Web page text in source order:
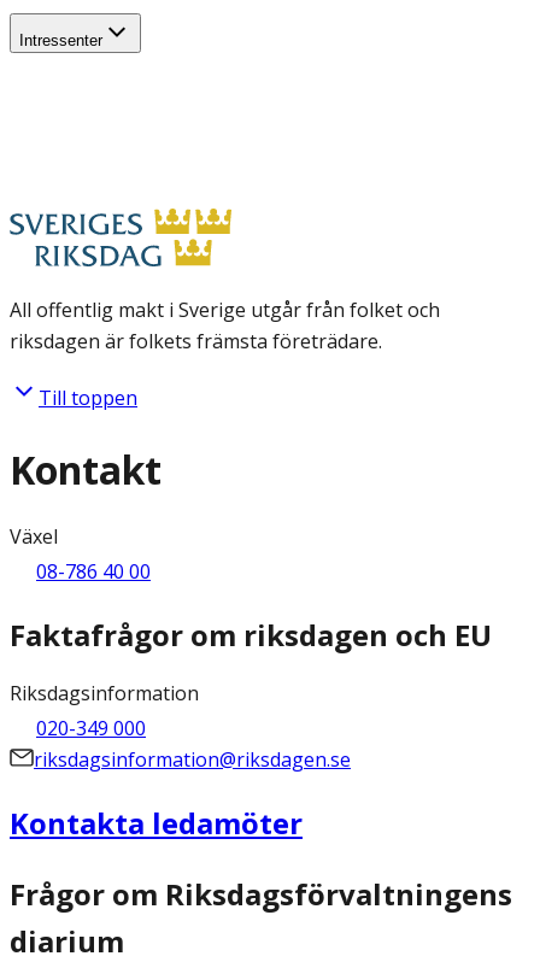
Intressenter
All offentlig makt i Sverige utgår från folket och
riksdagen är folkets främsta företrädare.
Till toppen
Kontakt
Växel
08-786 40 00
Faktafrågor om riksdagen och EU
Riksdagsinformation
020-349 000
riksdagsinformation@riksdagen.se
Kontakta ledamöter
Frågor om Riksdagsförvaltningens
diarium